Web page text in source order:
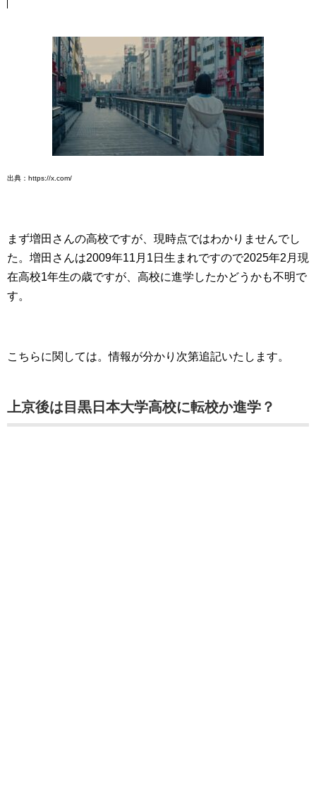
出典：https://x.com/
まず増田さんの高校ですが、現時点ではわかりませんでし
た。増田さんは2009年11月1日生まれですので2025年2月現
在高校1年生の歳ですが、高校に進学したかどうかも不明で
す。
こちらに関しては。情報が分かり次第追記いたします。
上京後は目黒日本大学高校に転校か進学？